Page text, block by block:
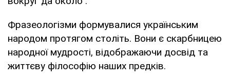
Фразеологізми формувалися українським
народом протягом століть. Вони є скарбницею
народної мудрості, відображаючи досвід та
життєву філософію наших предків.